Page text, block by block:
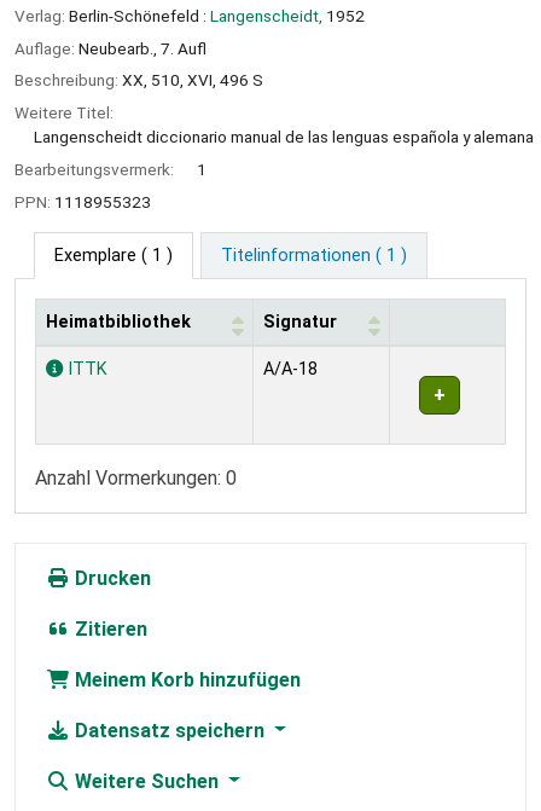
Verlag: Berlin-Schönefeld : Langenscheidt, 1952
Auflage: Neubearb., 7. Aufl
Beschreibung: XX, 510, XVI, 496 S
Weitere Titel:
Langenscheidt diccionario manual de las lenguas española y alemana
Bearbeitungsvermerk:
1
PPN: 1118955323
Exemplare ( 1 ) Titelinformationen ( 1 )
Exemplare
Heimatbibliothek Signatur
ITTK A/A-18
Anzahl Vormerkungen: 0
Drucken
Zitieren
Meinem Korb hinzufügen
Datensatz speichern
Weitere Suchen